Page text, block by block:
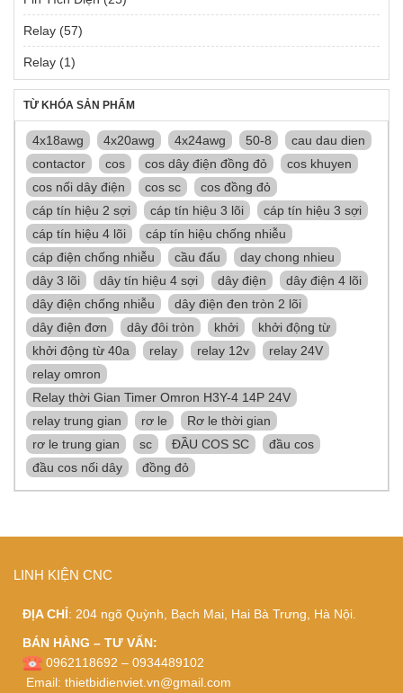
Relay (57)
Relay (1)
TỪ KHÓA SẢN PHẨM
4x18awg 4x20awg 4x24awg 50-8
cau dau dien
contactor
cos cos dây điện đồng đỏ
cos khuyen
cos nối dây điện
cos sc
cos đồng đỏ
cáp tín hiệu 2 sợi
cáp tín hiệu 3 lõi
cáp tín hiệu 3 sợi
cáp tín hiệu 4 lõi
cáp tín hiệu chống nhiễu
cáp điện chống nhiễu
cầu đấu
day chong nhieu
dây 3 lõi
dây tín hiệu 4 sợi dây điện
dây điện 4 lõi
dây điện chống nhiễu
dây điện đen tròn 2 lõi
dây điện đơn
dây đôi tròn khởi
khởi động từ
khởi động từ 40a
relay relay 12v
relay 24V
relay omron
Relay thời Gian Timer Omron H3Y-4 14P 24V
relay trung gian
rơ le
Rơ le thời gian
rơ le trung gian
sc ĐẦU COS SC
đầu cos
đầu cos nối dây
đồng đỏ
LINH KIỆN CNC
ĐỊA CHỈ: 204 ngõ Quỳnh, Bạch Mai, Hai Bà Trưng, Hà Nội.
BÁN HÀNG – TƯ VẤN:
0962118692 – 0934489102
Email: thietbidienviet.vn@gmail.com